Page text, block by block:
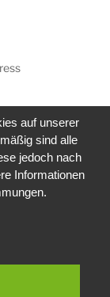
auf unserer
sind alle
jedoch nach
Informationen